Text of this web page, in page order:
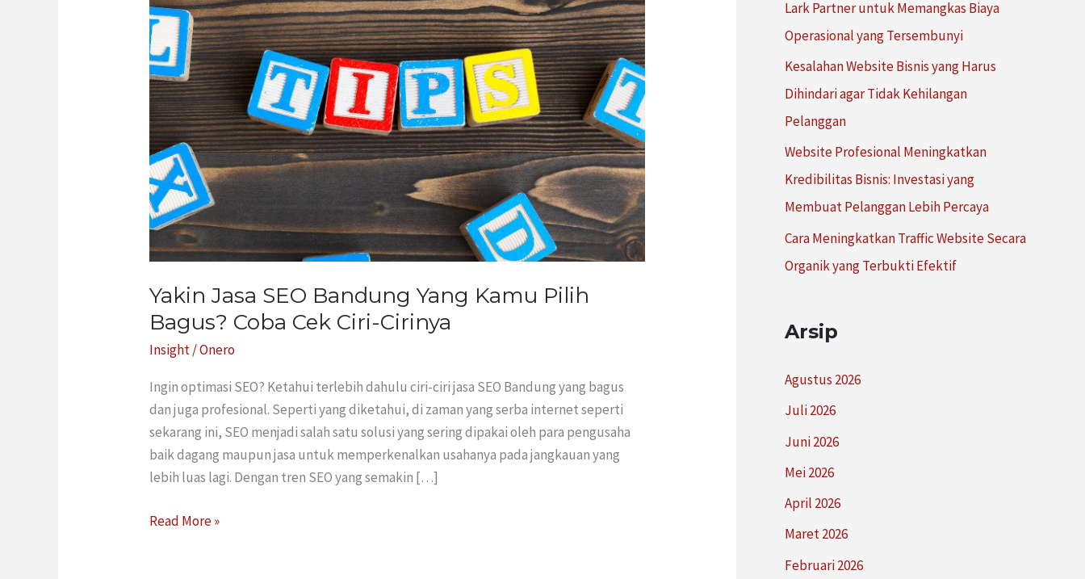
Yakin Jasa SEO Bandung Yang Kamu Pilih
Bagus? Coba Cek Ciri-Cirinya
Insight/Onero
Ingin optimasi SEO? Ketahui terlebih dahulu ciri-ciri jasa SEO Bandung yang bagus
dan juga profesional. Seperti yang diketahui, di zaman yang serba internet seperti
sekarang ini, SEO menjadi salah satu solusi yang sering dipakai oleh para pengusaha
baik dagang maupun jasa untuk memperkenalkan usahanya pada jangkauan yang
lebih luas lagi. Dengan tren SEO yang semakin […]
Bandung
Yang
Kamu
Pilih
Bagus?
Coba
Cek
Ciri-
Cirinya
Read More »
Lark Partner untuk Memangkas Biaya
Operasional yang Tersembunyi
Kesalahan Website Bisnis yang Harus
Dihindari agar Tidak Kehilangan
Pelanggan
Website Profesional Meningkatkan
Kredibilitas Bisnis: Investasi yang
Membuat Pelanggan Lebih Percaya
Cara Meningkatkan Traffic Website Secara
Organik yang Terbukti Efektif
Arsip
Agustus 2026
Juli 2026
Juni 2026
Mei 2026
April 2026
Maret 2026
Februari 2026